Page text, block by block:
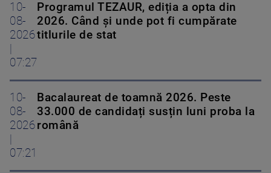
10-
08-
2026
07:27
Programul TEZAUR, ediția a opta din
2026. Când şi unde pot fi cumpărate
titlurile de stat
10-
08-
2026
07:21
Bacalaureat de toamnă 2026. Peste
33.000 de candidați susțin luni proba la
română